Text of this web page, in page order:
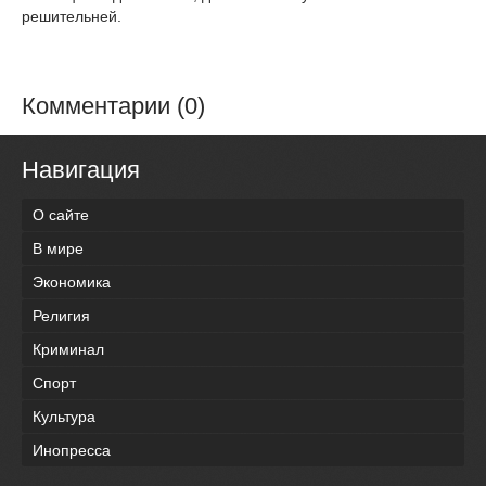
решительней.
Комментарии (0)
Навигация
О сайте
В мире
Экономика
Религия
Криминал
Спорт
Культура
Инопресса